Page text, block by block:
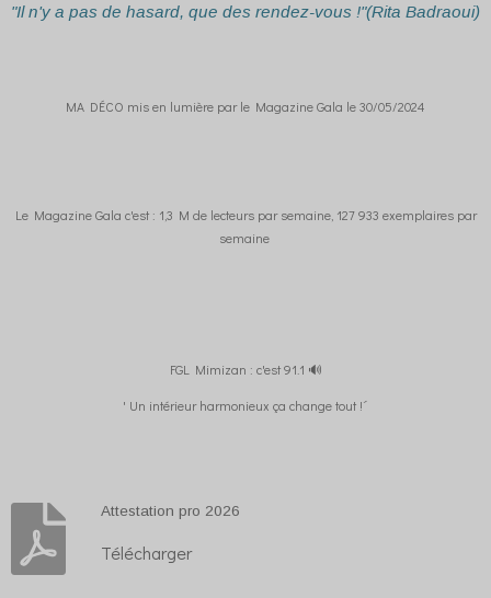
"Il n'y a pas de hasard, que des rendez-vous !"(Rita Badraoui)
MA DÉCO mis en lumière par le Magazine Gala le 30/05/2024
Le Magazine Gala c'est : 1,3 M de lecteurs par semaine, 127 933 exemplaires par
semaine
FGL Mimizan : c'est 91.1 🔊
' Un intérieur harmonieux ça change tout !´
Attestation pro 2026
Télécharger